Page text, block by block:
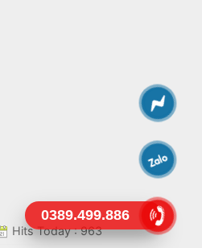
Hits Today : 963
0389.499.886